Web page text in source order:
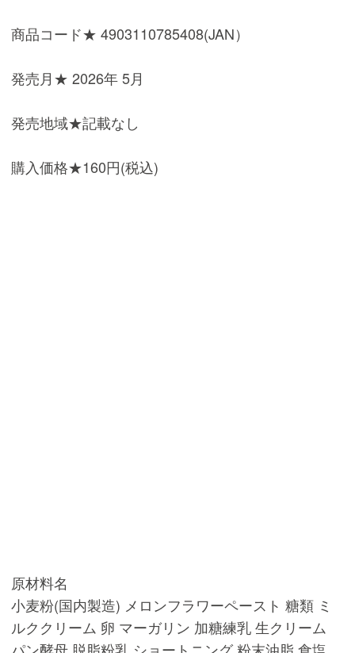
商品コード★ 4903110785408(JAN）
発売月★ 2026年 5月
発売地域★記載なし
購入価格★160円(税込)
原材料名
小麦粉(国内製造) メロンフラワーペースト 糖類 ミ
ルククリーム 卵 マーガリン 加糖練乳 生クリーム
パン酵母 脱脂粉乳 ショートニング 粉末油脂 食塩